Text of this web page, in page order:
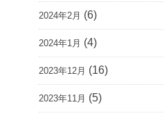
2024年2月 (6)
2024年1月 (4)
2023年12月 (16)
2023年11月 (5)